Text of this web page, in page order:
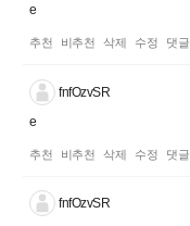
e
추천 비추천 삭제 수정 댓글
fnfOzvSR
e
추천 비추천 삭제 수정 댓글
fnfOzvSR